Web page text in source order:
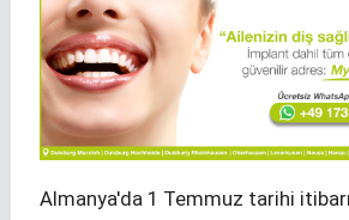
Almanya'da 1 Temmuz tarihi